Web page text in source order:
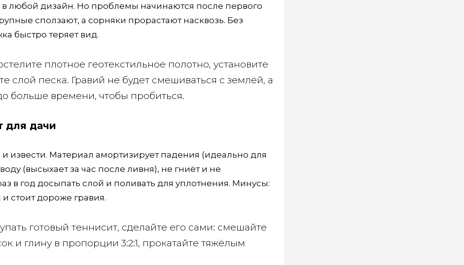
любой дизайн. Но проблемы начинаются после первого
сползают, а сорняки прорастают насквозь. Без
быстро теряет вид.
плотное геотекстильное полотно, установите
слой песка. Гравий не будет смешиваться с землёй, а
больше времени, чтобы пробиться.
для дачи
извести. Материал амортизирует падения (идеально для
(высыхает за час после ливня), не гниёт и не
в год досыпать слой и поливать для уплотнения. Минусы:
стоит дороже гравия.
готовый теннисит, сделайте его сами: смешайте
и глину в пропорции 3:2:1, прокатайте тяжёлым